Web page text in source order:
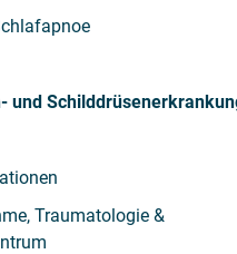
und
Traumatologie &